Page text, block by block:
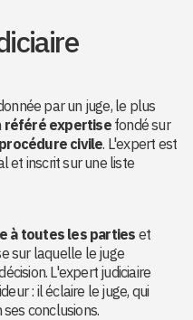
par un juge, le plus
référé expertisefondé sur
civile. L'expert est
et inscrit sur une liste
à toutes les parties et
sur laquelle le juge
L'expert judiciaire
: il éclaire le juge, qui
conclusions.